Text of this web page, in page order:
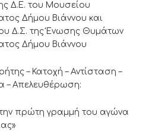
Δ.Ε. του Μουσείου
Δήμου Βιάννου και
Δ.Σ. της Ένωσης Θυμάτων
Δήμου Βιάννου
– Κατοχή – Αντίσταση –
– Απελευθέρωση:
πρώτη γραμμή του αγώνα